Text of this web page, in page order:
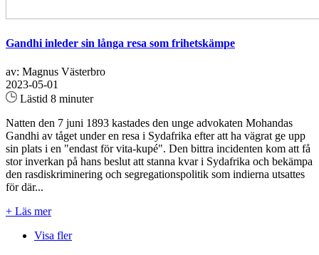
Gandhi inleder sin långa resa som frihetskämpe
av: Magnus Västerbro
2023-05-01
Lästid 8 minuter
Natten den 7 juni 1893 kastades den unge advokaten Mohandas
Gandhi av tåget under en resa i Sydafrika efter att ha vägrat ge upp
sin plats i en "endast för vita-kupé". Den bittra incidenten kom att få
stor inverkan på hans beslut att stanna kvar i Sydafrika och bekämpa
den rasdiskriminering och segregationspolitik som indierna utsattes
för där...
+ Läs mer
Visa fler